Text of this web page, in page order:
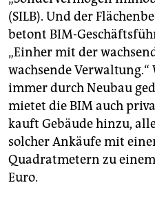
(SILB). Und der
betont BIM-
„Einher mit der
wachsende
immer durch Neubau
mietet die BIM auch
kauft Gebäude hinzu,
solcher Ankäufe mit
Quadratmetern zu
Euro.